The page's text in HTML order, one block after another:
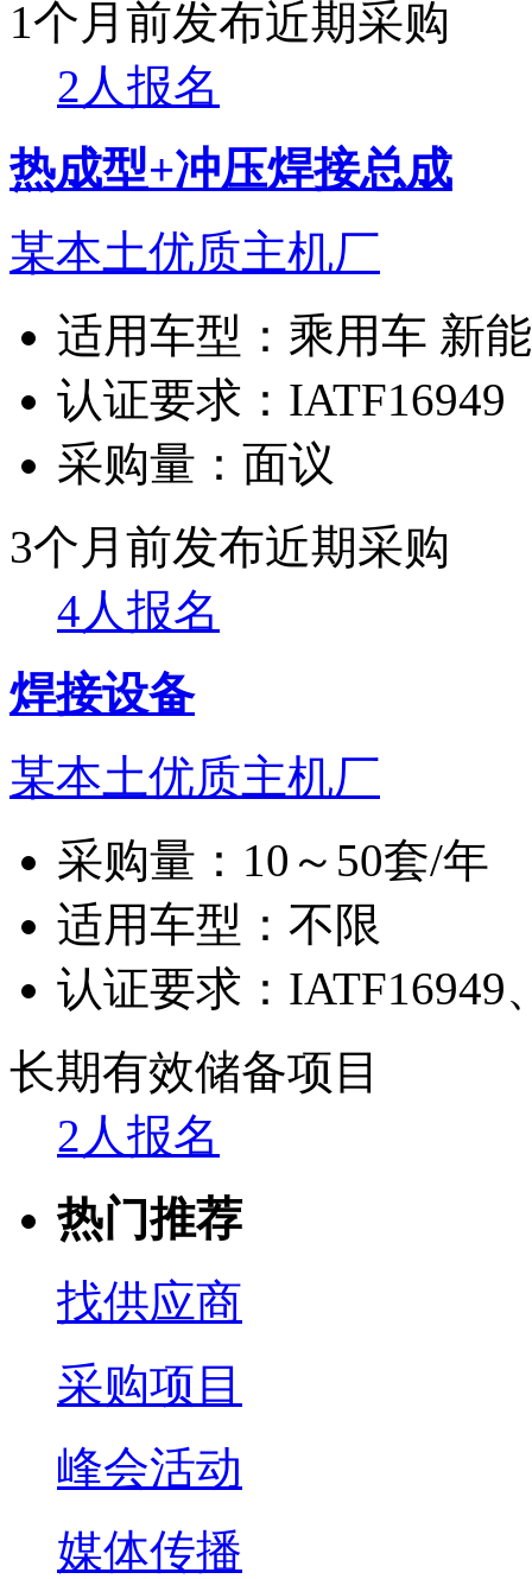
1个月前发布近期采购
2人报名
热成型+冲压焊接总成
某本土优质主机厂
适用车型： 乘用车 新
认证要求： IATF16949
采购量： 面议
3个月前发布近期采购
4人报名
焊接设备
某本土优质主机厂
采购量： 10～50套/年
适用车型： 不限
认证要求： IATF16949
长期有效储备项目
2人报名
热门推荐
找供应商
采购项目
峰会活动
媒体传播